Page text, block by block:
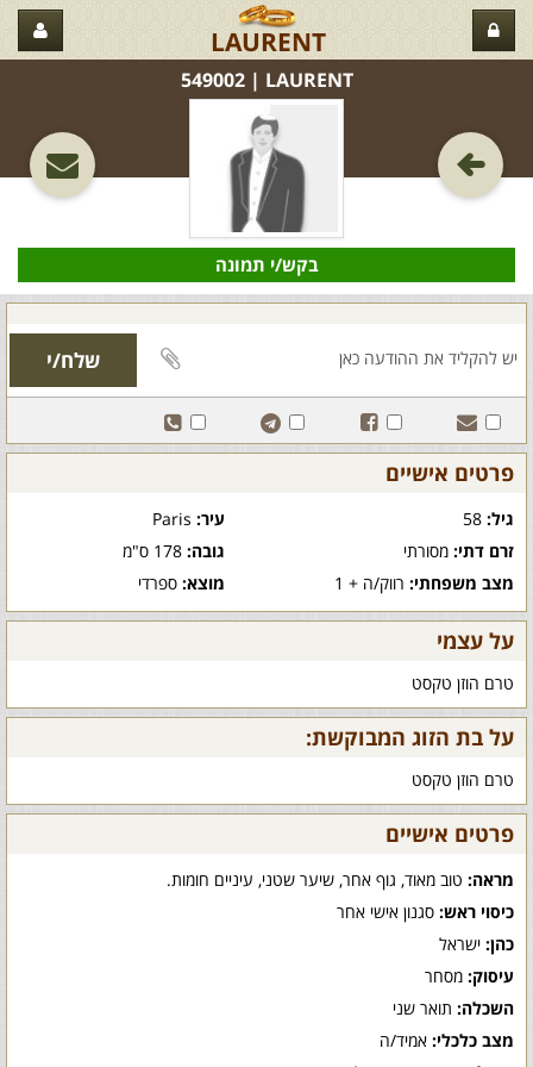
LAURENT
LAURENT‏ | 549002
בקש/י תמונה
פרטים אישיים
גיל: עיר:Paris
זרם דתי: מסורתי גובה:178 ס"מ
מצב משפחתי: רווק/ה + 1 מוצא:ספרדי
על עצמי
טרם הוזן טקסט
על בת הזוג המבוקשת:
טרם הוזן טקסט
פרטים אישיים
מראה: טוב מאוד, גוף אחר, שיער שטני, עיניים חומות.
כיסוי ראש: סגנון אישי אחר
כהן: ישראל
עיסוק: מסחר
השכלה: תואר שני
מצב כלכלי: אמיד/ה